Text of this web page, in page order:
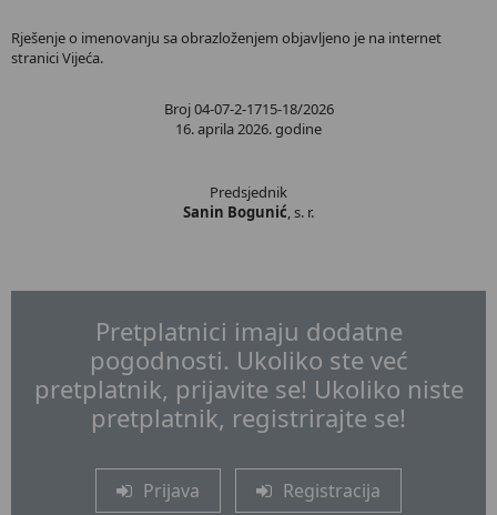
Rješenje o imenovanju sa obrazloženjem objavljeno je na internet
stranici Vijeća.
Broj 04-07-2-1715-18/2026
16. aprila 2026. godine
Predsjednik
Sanin Bogunić, s. r.
Pretplatnici imaju dodatne
pogodnosti. Ukoliko ste već
pretplatnik, prijavite se! Ukoliko niste
pretplatnik, registrirajte se!
Prijava Registracija